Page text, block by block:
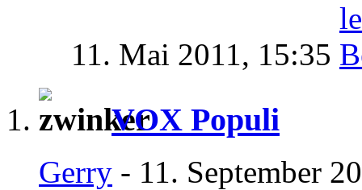
11. Mai 2011, 15:35
VOX Populi
Gerry - 11. September